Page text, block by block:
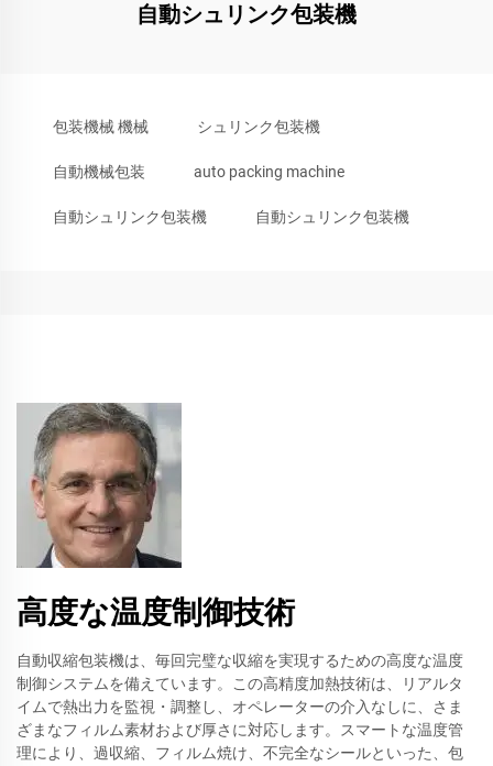
自動シュリンク包装機
包装機械 機械 シュリンク包装機
自動機械包装 auto packing machine
自動シュリンク包装機 自動シュリンク包装機
高度な温度制御技術
自動収縮包装機は、毎回完璧な収縮を実現するための高度な温度
制御システムを備えています。この高精度加熱技術は、リアルタ
イムで熱出力を監視・調整し、オペレーターの介入なしに、さま
ざまなフィルム素材および厚さに対応します。スマートな温度管
理により、過収縮、フィルム焼け、不完全なシールといった、包